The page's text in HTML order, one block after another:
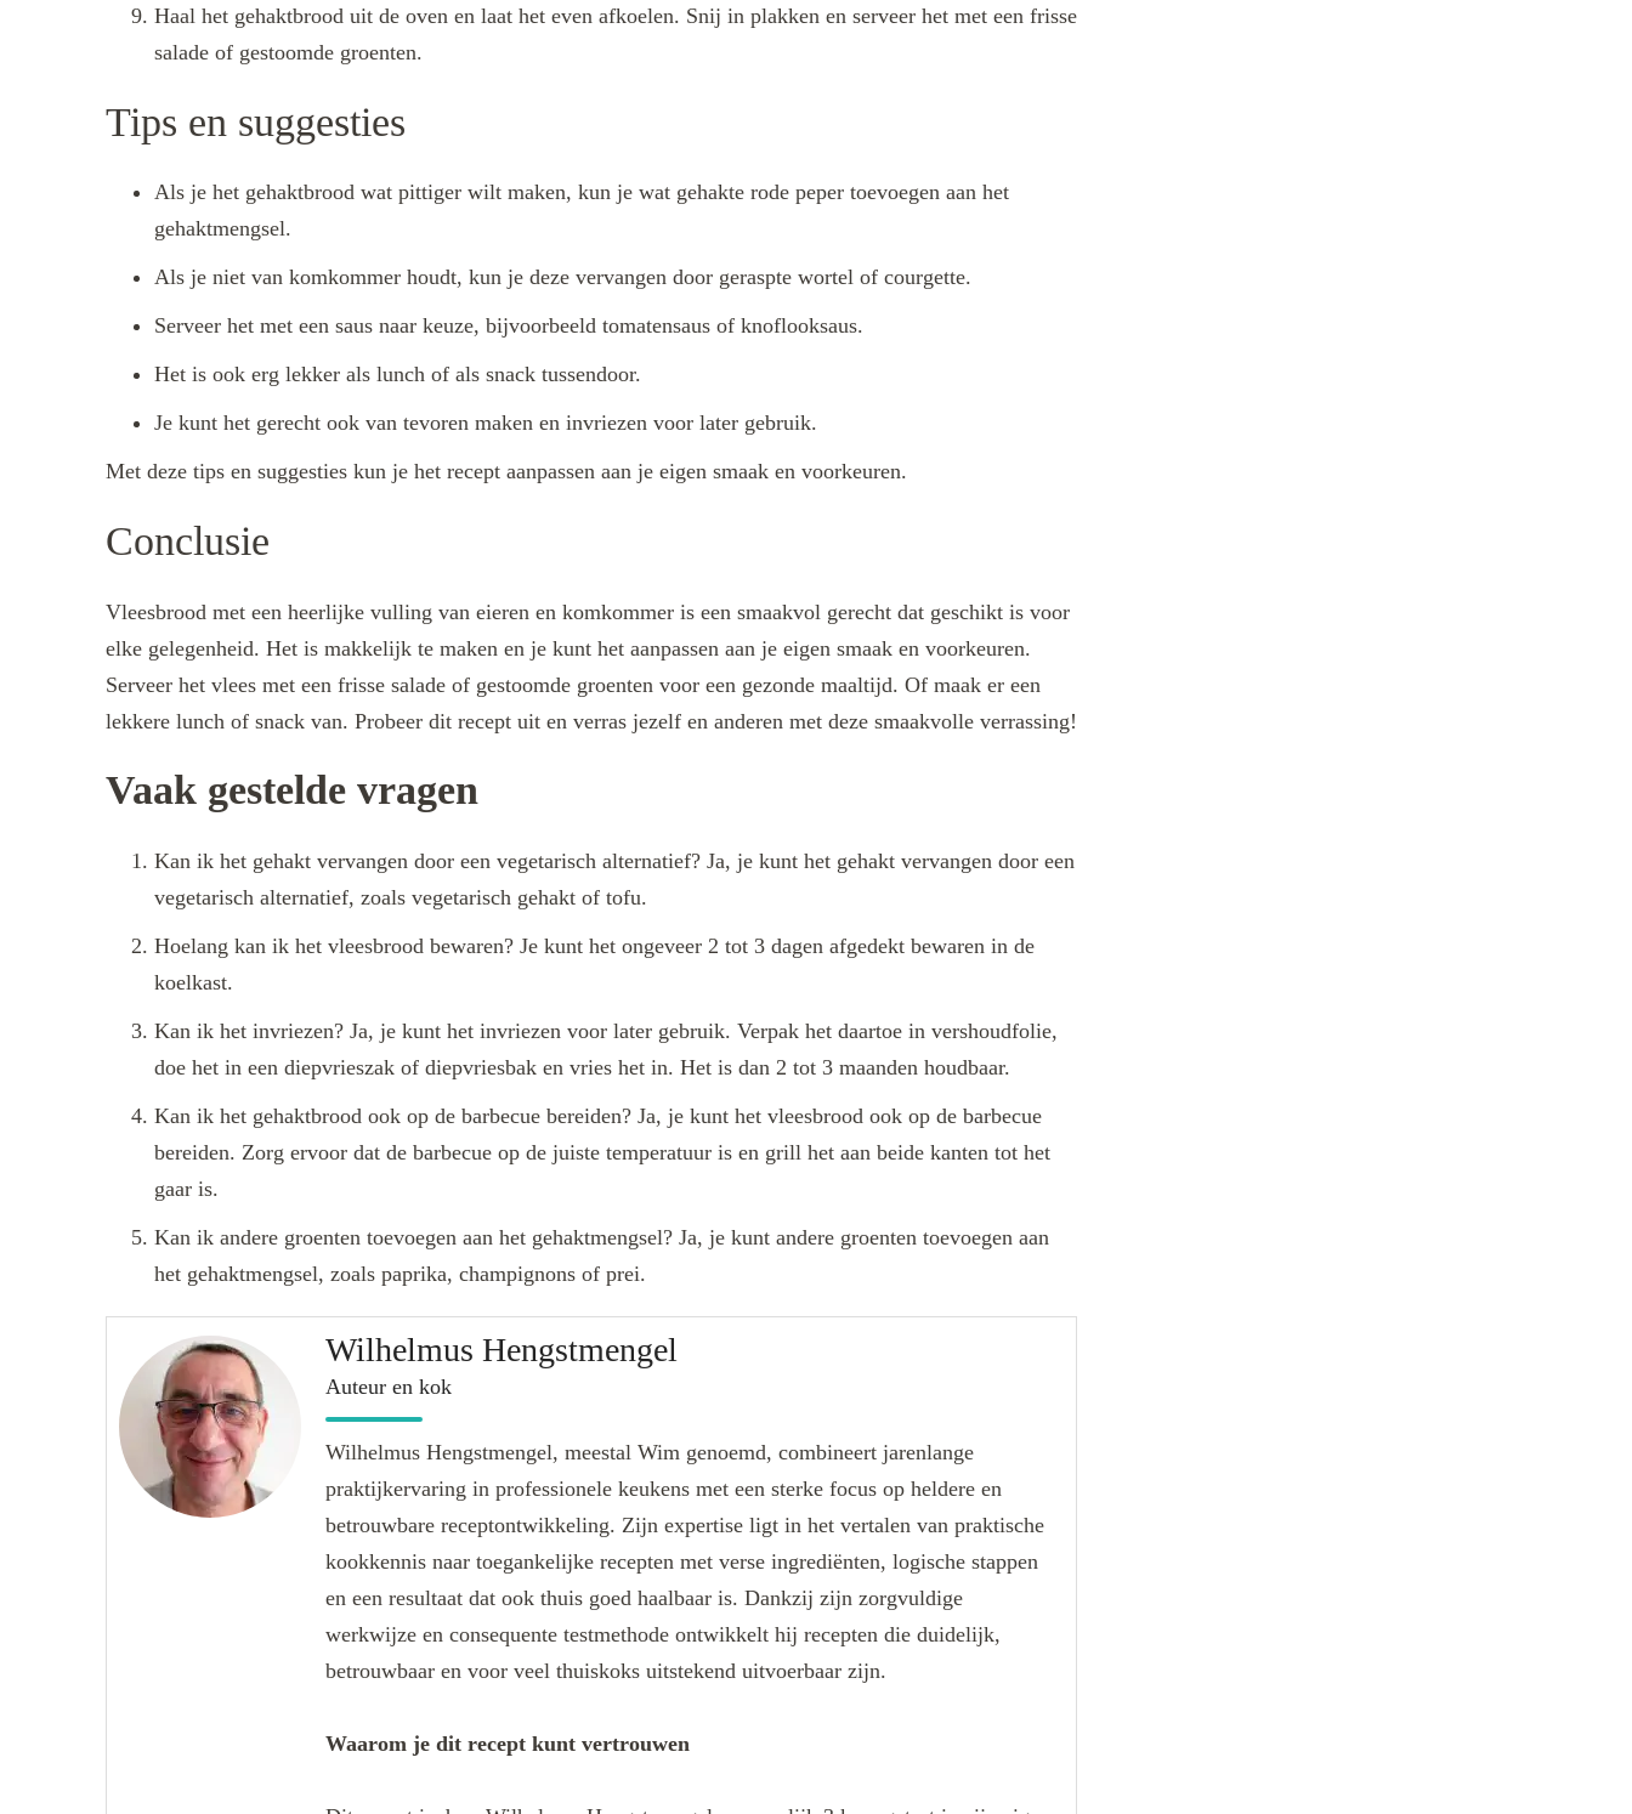
Haal het gehaktbrood uit de oven en laat het even afkoelen. Snij in plakken en serveer het met een frisse
salade of gestoomde groenten.
Tips en suggesties
Als je het gehaktbrood wat pittiger wilt maken, kun je wat gehakte rode peper toevoegen aan het
gehaktmengsel.
Als je niet van komkommer houdt, kun je deze vervangen door geraspte wortel of courgette.
Serveer het met een saus naar keuze, bijvoorbeeld tomatensaus of knoflooksaus.
Het is ook erg lekker als lunch of als snack tussendoor.
Je kunt het gerecht ook van tevoren maken en invriezen voor later gebruik.
Met deze tips en suggesties kun je het recept aanpassen aan je eigen smaak en voorkeuren.
Conclusie
Vleesbrood met een heerlijke vulling van eieren en komkommer is een smaakvol gerecht dat geschikt is voor
elke gelegenheid. Het is makkelijk te maken en je kunt het aanpassen aan je eigen smaak en voorkeuren.
Serveer het vlees met een frisse salade of gestoomde groenten voor een gezonde maaltijd. Of maak er een
lekkere lunch of snack van. Probeer dit recept uit en verras jezelf en anderen met deze smaakvolle verrassing!
Vaak gestelde vragen
Kan ik het gehakt vervangen door een vegetarisch alternatief? Ja, je kunt het gehakt vervangen door een
vegetarisch alternatief, zoals vegetarisch gehakt of tofu.
Hoelang kan ik het vleesbrood bewaren? Je kunt het ongeveer 2 tot 3 dagen afgedekt bewaren in de
koelkast.
Kan ik het invriezen? Ja, je kunt het invriezen voor later gebruik. Verpak het daartoe in vershoudfolie,
doe het in een diepvrieszak of diepvriesbak en vries het in. Het is dan 2 tot 3 maanden houdbaar.
Kan ik het gehaktbrood ook op de barbecue bereiden? Ja, je kunt het vleesbrood ook op de barbecue
bereiden. Zorg ervoor dat de barbecue op de juiste temperatuur is en grill het aan beide kanten tot het
gaar is.
Kan ik andere groenten toevoegen aan het gehaktmengsel? Ja, je kunt andere groenten toevoegen aan
het gehaktmengsel, zoals paprika, champignons of prei.
Wilhelmus Hengstmengel
Auteur en kok
Wilhelmus Hengstmengel, meestal Wim genoemd, combineert jarenlange
praktijkervaring in professionele keukens met een sterke focus op heldere en
betrouwbare receptontwikkeling. Zijn expertise ligt in het vertalen van praktische
kookkennis naar toegankelijke recepten met verse ingrediënten, logische stappen
en een resultaat dat ook thuis goed haalbaar is. Dankzij zijn zorgvuldige
werkwijze en consequente testmethode ontwikkelt hij recepten die duidelijk,
betrouwbaar en voor veel thuiskoks uitstekend uitvoerbaar zijn.
Waarom je dit recept kunt vertrouwen